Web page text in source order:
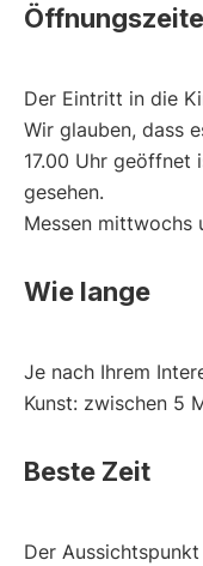
Der Eintritt in die
Wir glauben, dass
17.00 Uhr geöffnet
gesehen.
Messen mittwochs
Wie lange
Je nach Ihrem
Kunst: zwischen 5
Beste Zeit
Der